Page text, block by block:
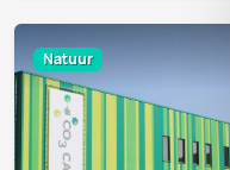
Natuur